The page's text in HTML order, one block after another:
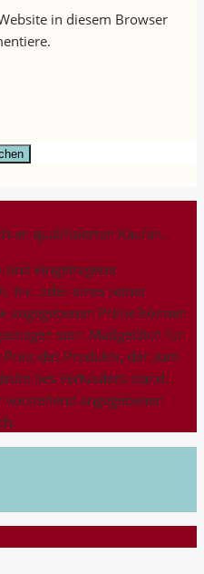
in diesem Browser
an qualifizierten Käufen.
eingetragene
Inc. oder eines seiner
angegebenen Preise können
sein. Maßgeblich für
des Produkts, der zum
des Verkäufers stand.
angegebenen